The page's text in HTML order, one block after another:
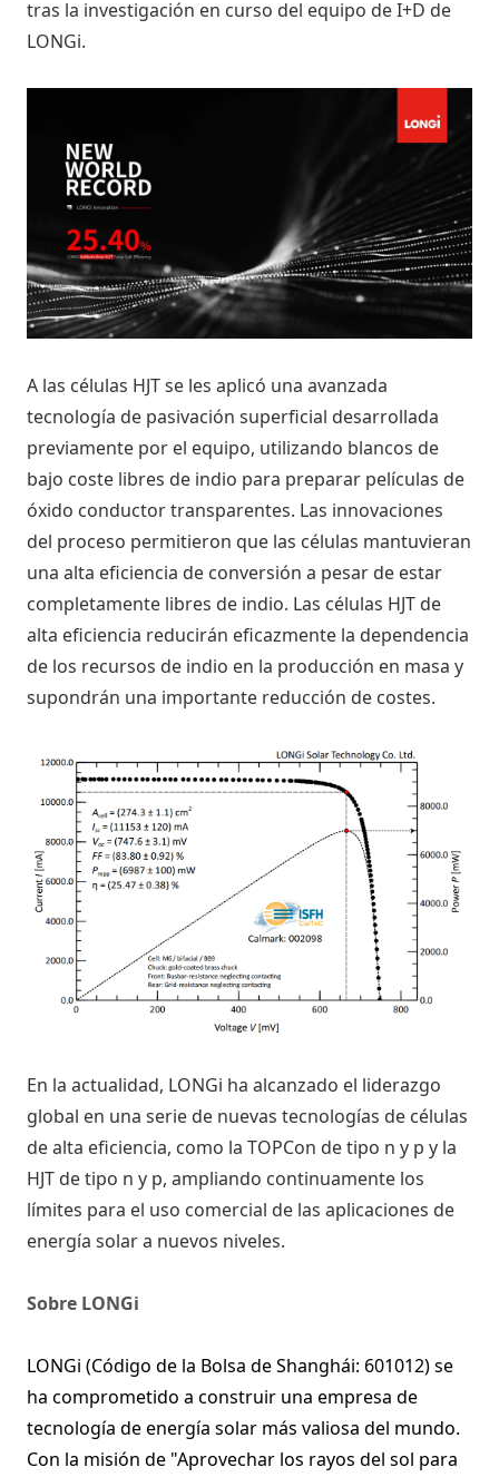
tras la investigación en curso del equipo de I+D de
LONGi.
A las células HJT se les aplicó una avanzada
tecnología de pasivación superficial desarrollada
previamente por el equipo, utilizando blancos de
bajo coste libres de indio para preparar películas de
óxido conductor transparentes. Las innovaciones
del proceso permitieron que las células mantuvieran
una alta eficiencia de conversión a pesar de estar
completamente libres de indio. Las células HJT de
alta eficiencia reducirán eficazmente la dependencia
de los recursos de indio en la producción en masa y
supondrán una importante reducción de costes.
En la actualidad, LONGi ha alcanzado el liderazgo
global en una serie de nuevas tecnologías de células
de alta eficiencia, como la TOPCon de tipo n y p y la
HJT de tipo n y p, ampliando continuamente los
límites para el uso comercial de las aplicaciones de
energía solar a nuevos niveles.
Sobre LONGi
LONGi (Código de la Bolsa de Shanghái: 601012) se
ha comprometido a construir una empresa de
tecnología de energía solar más valiosa del mundo.
Con la misión de "Aprovechar los rayos del sol para